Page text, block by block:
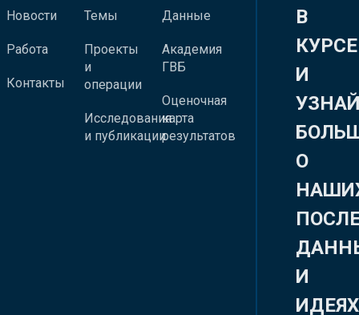
Новости
Работа
Контакты
Темы
Проекты
и
операции
Исследования
и публикации
Данные
Академия
ГВБ
Оценочная
карта
результатов
В
КУРСЕ
И
О
И
ИДЕЯХ